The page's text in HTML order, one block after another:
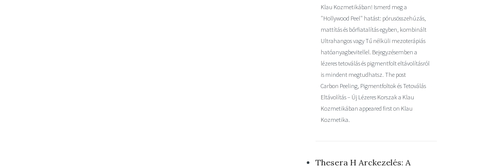
Klau Kozmetikában! Ismerd meg a
"Hollywood Peel" hatást: pórusösszehúzás,
mattítás és bőrfiatalítás egyben, kombinált
Ultrahangos vagy Tű nélküli mezoterápiás
hatóanyagbevitellel. Bejegyzésemben a
lézeres tetoválás és pigmentfolt eltávolításról
is mindent megtudhatsz. The post
Carbon Peeling, Pigmentfoltok és Tetoválás
Eltávolítás – Új Lézeres Korszak a Klau
Kozmetikában appeared first on Klau
Kozmetika.
Thesera H Arckezelés: A